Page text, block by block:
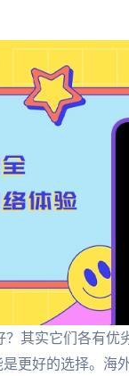
其实它们各有优
是更好的选择。海